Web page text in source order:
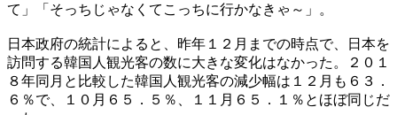
て」「そっちじゃなくてこっちに行かなきゃ～」。
日本政府の統計によると、昨年１２月までの時点で、日本を
訪問する韓国人観光客の数に大きな変化はなかった。２０１
８年同月と比較した韓国人観光客の減少幅は１２月も６３．
６％で、１０月６５．５％、１１月６５．１％とほぼ同じだ